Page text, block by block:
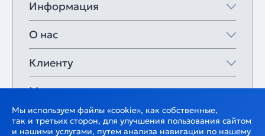
Информация
О нас
Клиенту
Мои закладки
Мы используем файлы «cookie», как собственные,
так и третьих сторон, для улучшения пользования сайтом
и нашими услугами, путем анализа навигации по нашему